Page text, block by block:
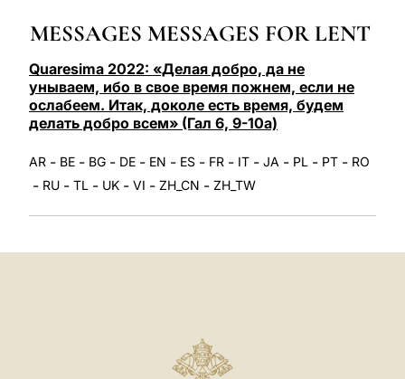
MESSAGES MESSAGES FOR LENT
Quaresima 2022: «Делая добро, да не
унываем, ибо в свое время пожнем, если не
ослабеем. Итак, доколе есть время, будем
делать добро всем» (Гал 6, 9-10а)
AR - BE - BG - DE - EN - ES - FR - IT - JA - PL - PT - RO
- RU - TL - UK - VI - ZH_CN - ZH_TW